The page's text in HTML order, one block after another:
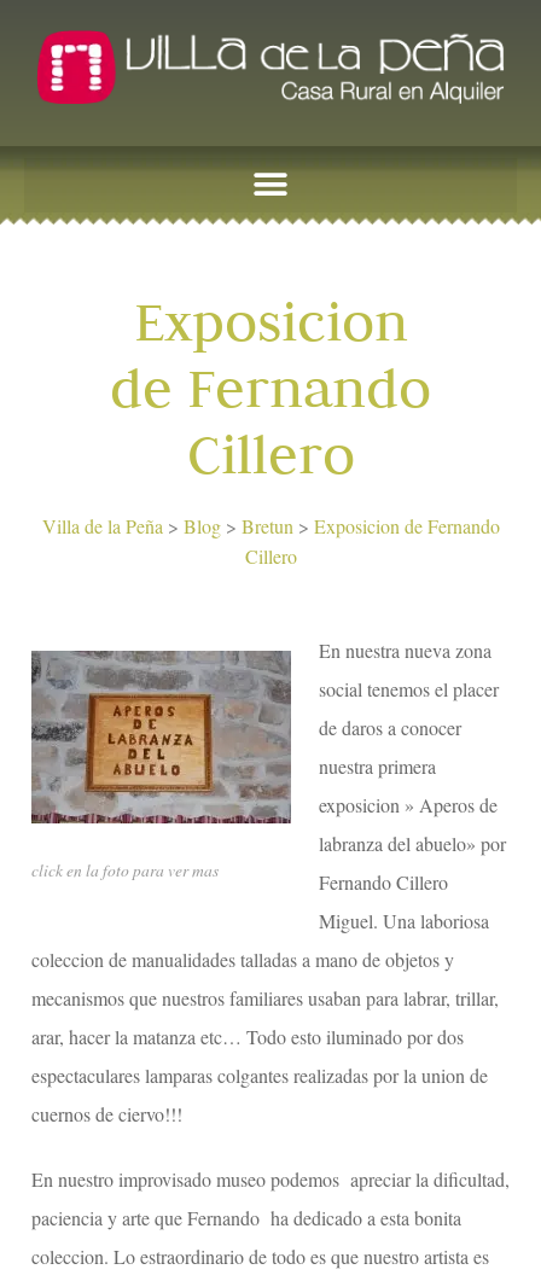
Exposicion
de Fernando
Cillero
Villa de la Peña > Blog> Bretun > Exposicion de Fernando
Cillero
click en la foto para ver mas
En nuestra nueva zona
social tenemos el placer
de daros a conocer
nuestra primera
exposicion » Aperos de
labranza del abuelo» por
Fernando Cillero
Miguel. Una laboriosa
coleccion de manualidades talladas a mano de objetos y
mecanismos que nuestros familiares usaban para labrar, trillar,
arar, hacer la matanza etc… Todo esto iluminado por dos
espectaculares lamparas colgantes realizadas por la union de
cuernos de ciervo!!!
En nuestro improvisado museo podemos apreciar la dificultad,
paciencia y arte que Fernando ha dedicado a esta bonita
coleccion. Lo estraordinario de todo es que nuestro artista es